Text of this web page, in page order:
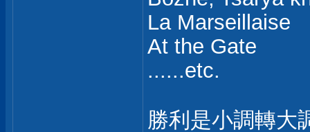
La Marseillaise
At the Gate
......etc.
勝利是小調轉大